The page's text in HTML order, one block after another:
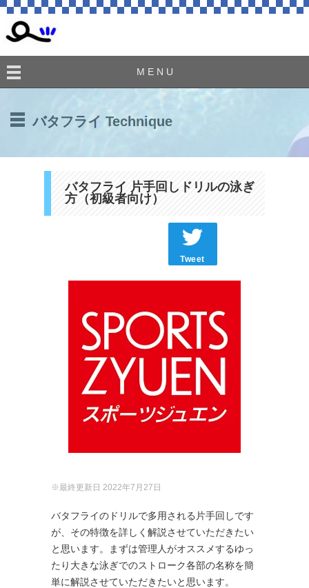
M E N U
バタフライ Technique
バタフライ 片手回しドリルの泳ぎ
方（初級者向け）
Tweet
※最終更新日 2022年7月27日
バタフライのドリルで多用される片手回しです
が、その特徴を詳しく解説させていただきたい
と思います。まずは管理人がオススメするゆっ
たり大きな泳ぎでのストローク各部の名称を簡
単に解説させていただきたいと思います。